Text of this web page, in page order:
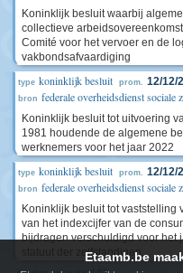
Koninklijk besluit waarbij
collectieve
Comité voor het vervoer en de
vakbondsafvaardiging
type koninklijk besluit prom. 12/12/
bron federale overheidsdienst sociale
Koninklijk besluit tot uitvoering
1981 houdende de algemene
werknemers voor het jaar 2022
type koninklijk besluit prom. 12/12/
bron federale overheidsdienst sociale
Koninklijk besluit tot vaststelling
van het indexcijfer van de
bijdragen verschuldigd voor het
statuut der zelfstandigen.
Etaamb.be